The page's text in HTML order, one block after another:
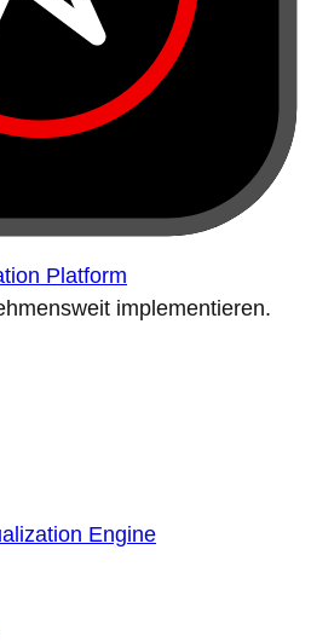
Platform
implementieren.
Engine